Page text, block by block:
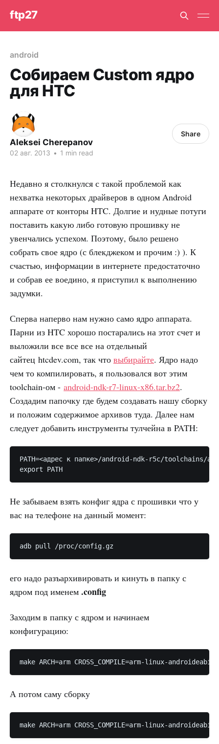
ftp27
android
Собираем Custom ядро
для HTC
Aleksei Cherepanov
02 авг. 2013 • 1 min read
Share
Недавно я столкнулся с такой проблемой как
нехватка некоторых драйверов в одном Android
аппарате от конторы HTC. Долгие и нудные потуги
поставить какую либо готовую прошивку не
увенчались успехом. Поэтому, было решено
собрать свое ядро (с блекджеком и прочим :) ). К
счастью, информации в интернете предостаточно
и собрав ее воедино, я приступил к выполнению
задумки.
Сперва наперво нам нужно само ядро аппарата.
Парни из HTC хорошо постарались на этот счет и
выложили все все все на отдельный
сайтец htcdev.com, так что выбирайте. Ядро надо
чем то компилировать, я пользовался вот этим
toolchain-ом - android-ndk-r7-linux-x86.tar.bz2.
Создадим папочку где будем создавать нашу сборку
и положим содержимое архивов туда. Далее нам
следует добавить инструменты тулчейна в PATH:
PATH=<адрес к папке>/android-ndk-r5c/
Не забываем взять конфиг ядра с прошивки что у
вас на телефоне на данный момент:
его надо разъархивировать и кинуть в папку с
ядром под именем .config
Заходим в папку с ядром и начинаем
конфигурацию:
А потом саму сборку